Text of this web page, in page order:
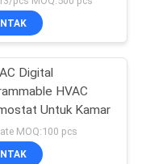
Digital
HVAC
Untuk Kamar
MOQ:100 pcs